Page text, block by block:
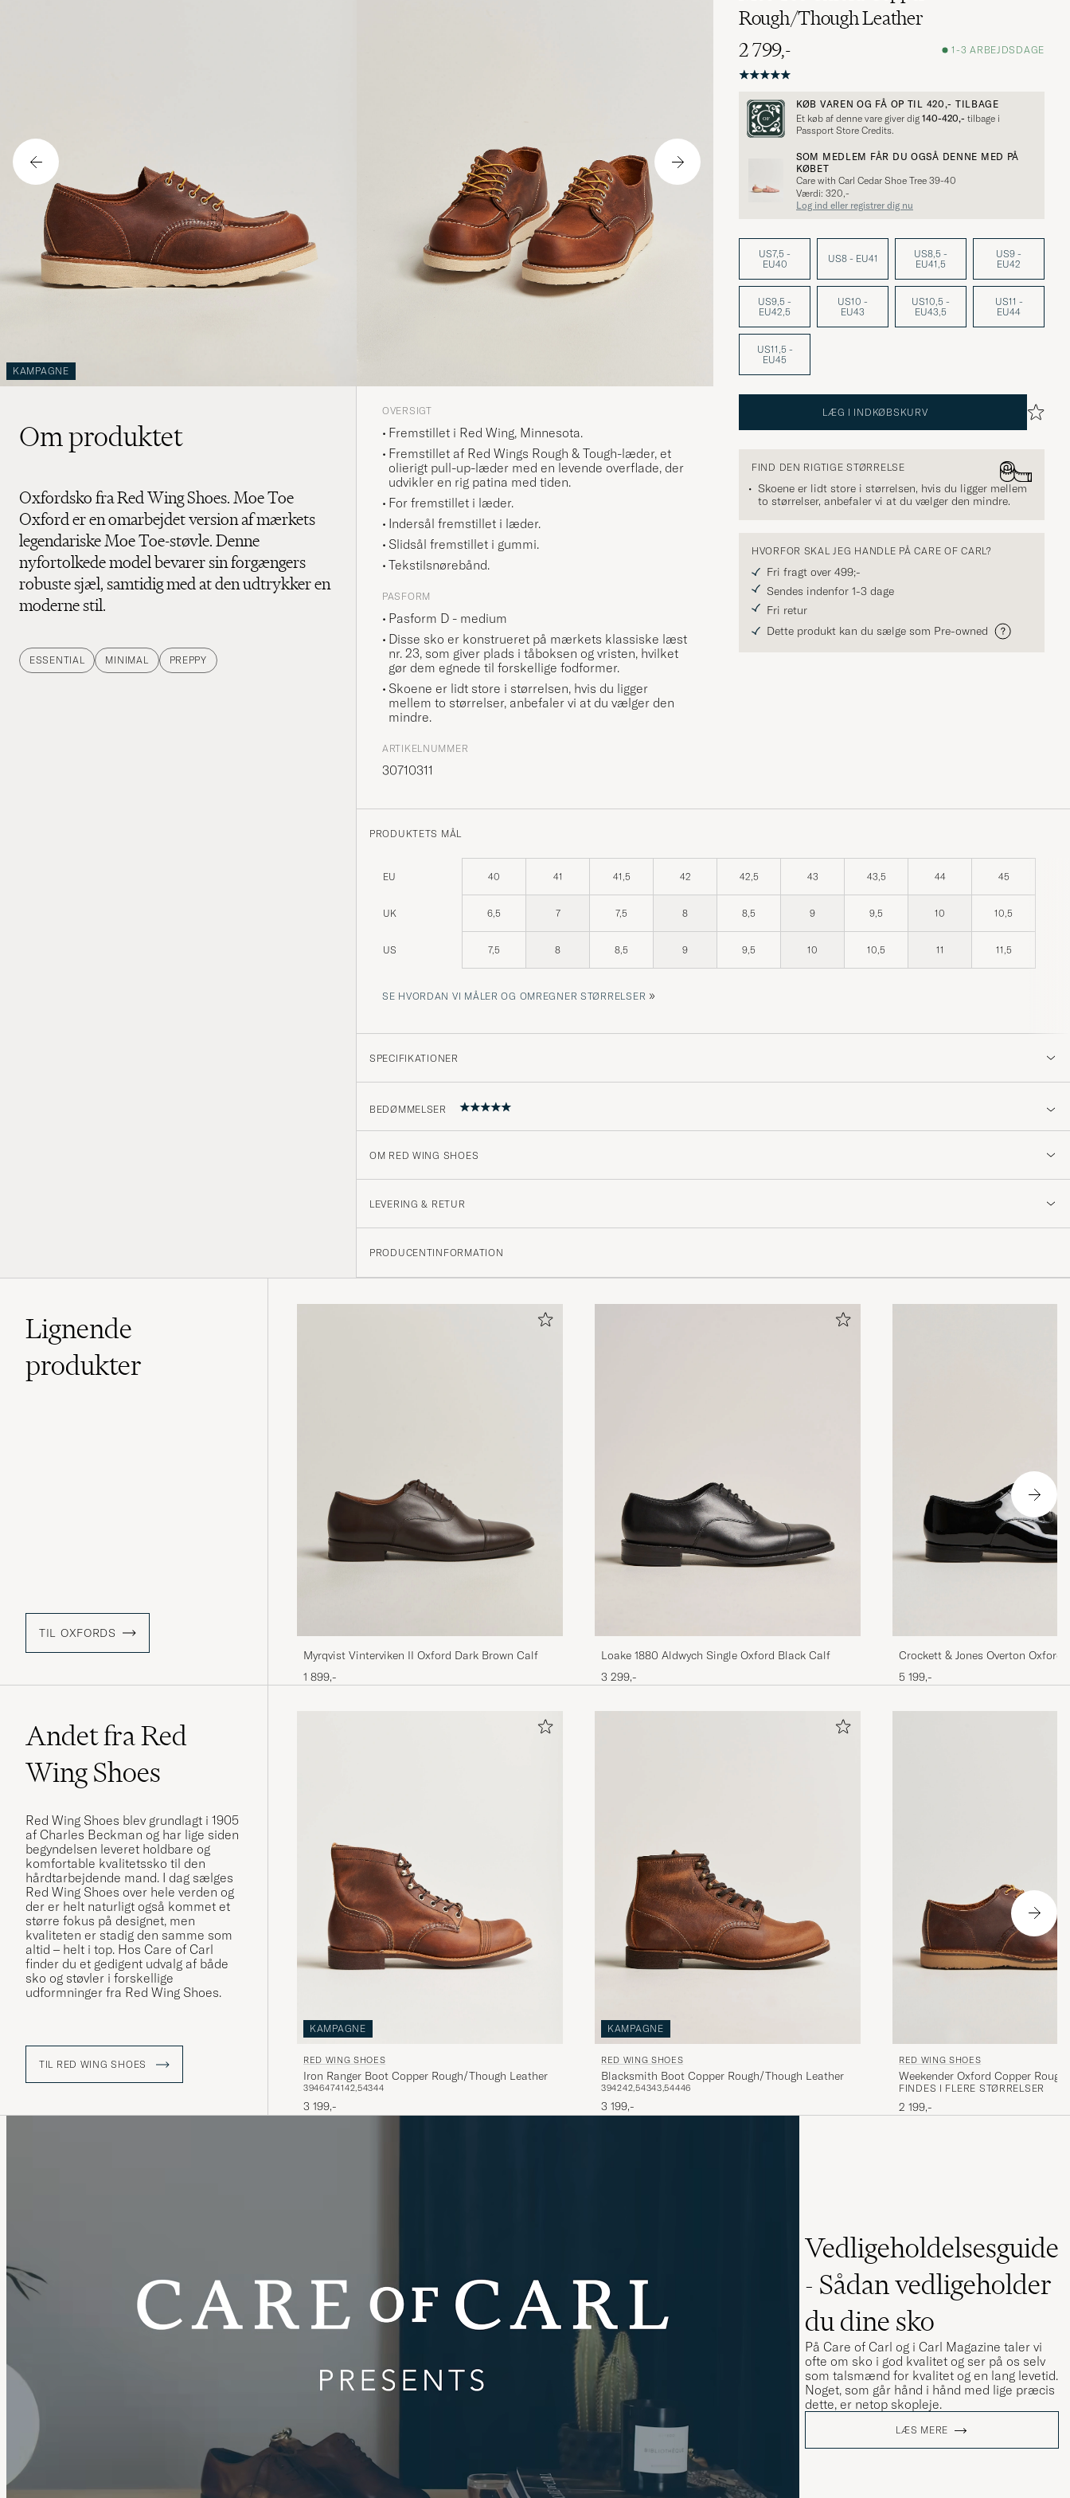
KAMPAGNE
Rough/Though Leather
2 799,-
1-3 ARBEJDSDAGE
KØB VAREN OG FÅ OP TIL 420,- TILBAGE
Et køb af denne vare giver dig 140-420,- tilbage i
Passport Store Credits.
SOM MEDLEM FÅR DU OGSÅ DENNE MED PÅ
KØBET
Care with Carl Cedar Shoe Tree 39-40
Værdi: 320,-
Log ind eller registrer dig nu
US7,5 -
EU40
US8 - EU41
US8,5 -
EU41,5
US9 -
EU42
US9,5 -
EU42,5
US10 -
EU43
US10,5 -
EU43,5
US11 -
EU44
US11,5 -
EU45
LÆG I INDKØBSKURV
FIND DEN RIGTIGE STØRRELSE
Skoene er lidt store i størrelsen, hvis du ligger mellem
to størrelser, anbefaler vi at du vælger den mindre.
HVORFOR SKAL JEG HANDLE PÅ CARE OF CARL?
Fri fragt over 499;-
Sendes indenfor 1-3 dage
Fri retur
Dette produkt kan du sælge som Pre-owned
Om produktet
Oxfordsko fra Red Wing Shoes. Moe Toe
Oxford er en omarbejdet version af mærkets
legendariske Moe Toe-støvle. Denne
nyfortolkede model bevarer sin forgængers
robuste sjæl, samtidig med at den udtrykker en
moderne stil.
ESSENTIAL MINIMAL PREPPY
OVERSIGT
Fremstillet i Red Wing, Minnesota.
Fremstillet af Red Wings Rough & Tough-læder, et
olierigt pull-up-læder med en levende overflade, der
udvikler en rig patina med tiden.
For fremstillet i læder.
Indersål fremstillet i læder.
Slidsål fremstillet i gummi.
Tekstilsnørebånd.
PASFORM
Pasform D - medium
Disse sko er konstrueret på mærkets klassiske læst
nr. 23, som giver plads i tåboksen og vristen, hvilket
gør dem egnede til forskellige fodformer.
Skoene er lidt store i størrelsen, hvis du ligger
mellem to størrelser, anbefaler vi at du vælger den
mindre.
ARTIKELNUMMER
30710311
PRODUKTETS MÅL
EU 40 41 41,5 42 42,5 43 43,5 44 45
UK 6,5 7 7,5 8 8,5 9 9,5 10 10,5
US 7,5 8 8,5 9 9,5 10 10,5 11 11,5
SE HVORDAN VI MÅLER OG OMREGNER STØRRELSER »
SPECIFIKATIONER
BEDØMMELSER
OM RED WING SHOES
LEVERING & RETUR
PRODUCENTINFORMATION
Lignende
produkter
TIL OXFORDS
Myrqvist Vinterviken II Oxford Dark Brown Calf
1 899,-
Loake 1880 Aldwych Single Oxford Black Calf
3 299,-
Crockett & Jones Overton
5 199,-
Andet fra Red
Wing Shoes
Red Wing Shoes blev grundlagt i 1905
af Charles Beckman og har lige siden
begyndelsen leveret holdbare og
komfortable kvalitetssko til den
hårdtarbejdende mand. I dag sælges
Red Wing Shoes over hele verden og
der er helt naturligt også kommet et
større fokus på designet, men
kvaliteten er stadig den samme som
altid – helt i top. Hos Care of Carl
finder du et gedigent udvalg af både
sko og støvler i forskellige
udformninger fra Red Wing Shoes.
TIL RED WING SHOES
KAMPAGNE
RED WING SHOES
Iron Ranger Boot Copper Rough/Though Leather
3946474142,54344
3 199,-
KAMPAGNE
RED WING SHOES
Blacksmith Boot Copper Rough/Though Leather
394242,54343,54446
3 199,-
RED WING SHOES
Weekender Oxford Copper
FINDES I FLERE STØRRELSER
2 199,-
Vedligeholdelsesguide
- Sådan vedligeholder
du dine sko
På Care of Carl og i Carl Magazine taler vi
ofte om sko i god kvalitet og ser på os selv
som talsmænd for kvalitet og en lang levetid.
Noget, som går hånd i hånd med lige præcis
dette, er netop skopleje.
LÆS MERE